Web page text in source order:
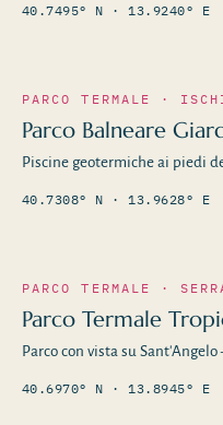
40.7495° N · 13.9240° E
PARCO TERMALE ·
Parco Balneare
Piscine geotermiche ai piedi
40.7308° N · 13.9628° E
PARCO TERMALE ·
Parco Termale
Parco con vista su
40.6970° N · 13.8945° E